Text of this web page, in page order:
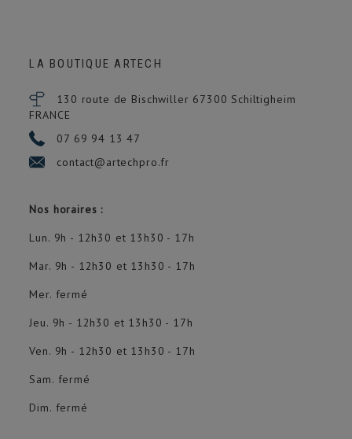
LA BOUTIQUE ARTECH
130 route de Bischwiller 67300 Schiltigheim
FRANCE
07 69 94 13 47
contact@artechpro.fr
Nos horaires :
Lun. 9h - 12h30 et 13h30 - 17h
Mar. 9h - 12h30 et 13h30 - 17h
Mer. fermé
Jeu. 9h - 12h30 et 13h30 - 17h
Ven. 9h - 12h30 et 13h30 - 17h
Sam. fermé
Dim. fermé